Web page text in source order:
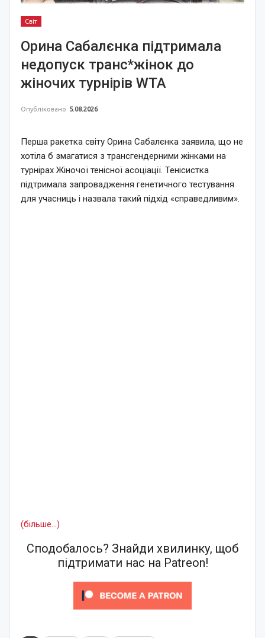
Світ
Орина Сабалєнка підтримала
недопуск транс*жінок до
жіночих турнірів WTA
Опубліковано 5.08.2026
Перша ракетка світу Орина Сабалєнка заявила, що не
хотіла б змагатися з трансгендерними жінками на
турнірах Жіночої тенісної асоціації. Тенісистка
підтримала запровадження генетичного тестування
для учасниць і назвала такий підхід «справедливим».
(більше…)
Сподобалось? Знайди хвилинку, щоб
підтримати нас на Patreon!